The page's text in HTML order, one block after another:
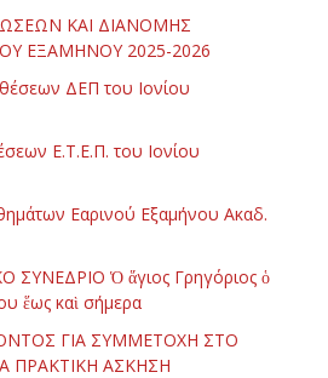
ΚΑΙ ΔΙΑΝΟΜΗΣ
ΕΞΑΜΗΝΟΥ 2025-2026
ΔΕΠ του Ιονίου
Ε.Τ.Ε.Π. του Ιονίου
Εαρινού Εξαμήνου Ακαδ.
ΣΥΝΕΔΡΙΟ Ὁ ἅγιος Γρηγόριος ὁ
ἕως καὶ σήμερα
ΓΙΑ ΣΥΜΜΕΤΟΧΗ ΣΤΟ
ΠΡΑΚΤΙΚΗ ΑΣΚΗΣΗ